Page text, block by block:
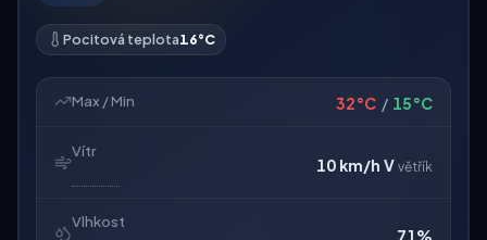
Pocitová teplota16°C
Max / Min 32°C / 15°C
Vítr
10 km/h V větřík
Vlhkost